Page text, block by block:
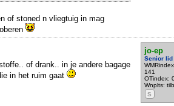
of stoned n vliegtuig in mag
jo-ep
Senior lid
141
OTindex:
Wnplts:
S
of drank.. in je andere bagage
in het ruim gaat